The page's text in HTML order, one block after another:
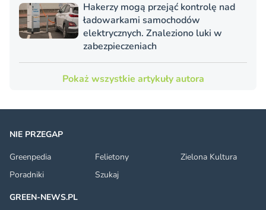
Hakerzy mogą przejąć kontrolę nad
ładowarkami samochodów
elektrycznych. Znaleziono luki w
zabezpieczeniach
Pokaż wszystkie artykuły autora
NIE PRZEGAP
Greenpedia
Felietony
Zielona Kultura
Poradniki
Szukaj
GREEN-NEWS.PL